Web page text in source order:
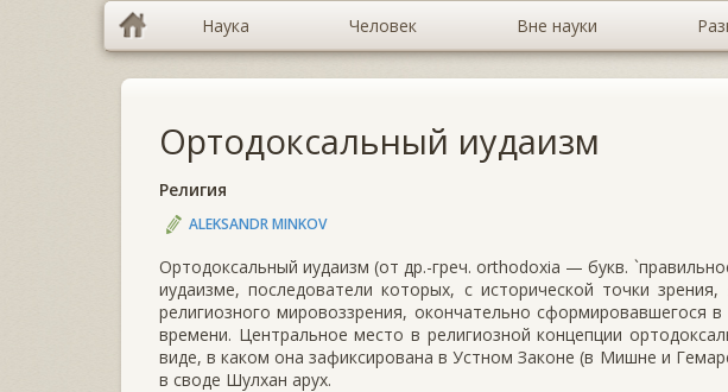
Наука Человек Вне науки
Ортодоксальный иудаизм
Религия
ALEKSANDR MINKOV
Ортодоксальный иудаизм (от др.-греч. orthodoxia — букв.
иудаизме, последователи которых, с исторической точки
религиозного мировоззрения, окончательно сформировавшегося
времени. Центральное место в религиозной концепции
виде, в каком она зафиксирована в Устном Законе (в Мишне и
в своде Шулхан арух.